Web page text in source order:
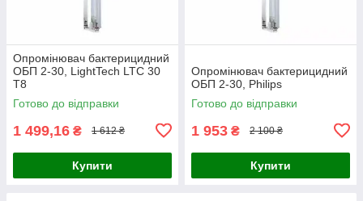
Опромінювач бактерицидний
ОБП 2-30, LightTech LTC 30
T8
Готово до відправки
1 499,16 ₴ 1 612 ₴
Купити
Опромінювач бактерицидний
ОБП 2-30, Philips
Готово до відправки
1 953 ₴ 2 100 ₴
Купити